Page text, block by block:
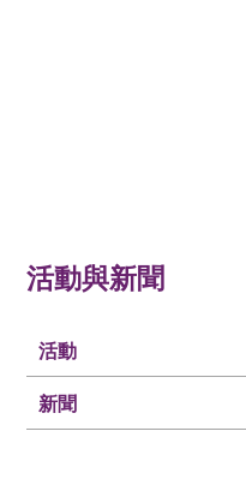
活動與新聞
活動
新聞